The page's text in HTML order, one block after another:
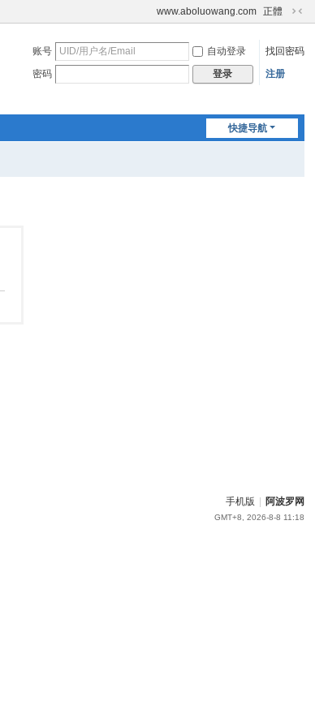
www.aboluowang.com 正體
切
到
账号 自动登录
找回密码
密码
登录 注册
快捷导航
手机版 阿波罗网
GMT+8, 2026-8-8 11:18